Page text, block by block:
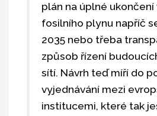
plán na úplné ukončení
fosilního plynu napříč
2035 nebo třeba
způsob řízení
sítí. Návrh teď míří do
vyjednávání mezi
institucemi, které tak